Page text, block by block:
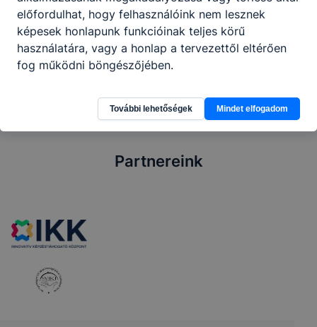
SZAKMAI GYAKORLAT
Nem szükséges
Partnereink
előfordulhat, hogy felhasználóink nem lesznek
képesek honlapunk funkcióinak teljes körű
használatára, vagy a honlap a tervezettől eltérően
fog működni böngészőjében.
További lehetőségek Mindet elfogadom